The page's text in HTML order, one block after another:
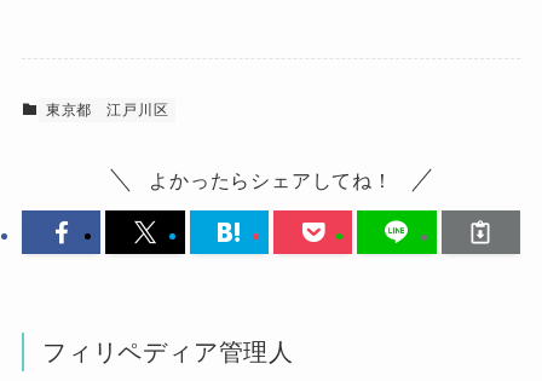
東京都 江戸川区
よかったらシェアしてね！
フィリペディア管理人